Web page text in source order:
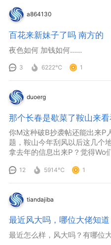
a864130
百花来新妹子了吗 南方的
夜色如何 加钱如何……
3 6222℃ 1
duoerg
那个长春是歇菜了鞍山来
你M这种破B抄袭帖还能出来P
题，鞍山今年刮风以后这几个
拿去年的信息出来P？觉得
12 5914℃ 1
tiandajiba
最近风大吗，哪位大佬知道
最近怎么样，风大吗？有哪位